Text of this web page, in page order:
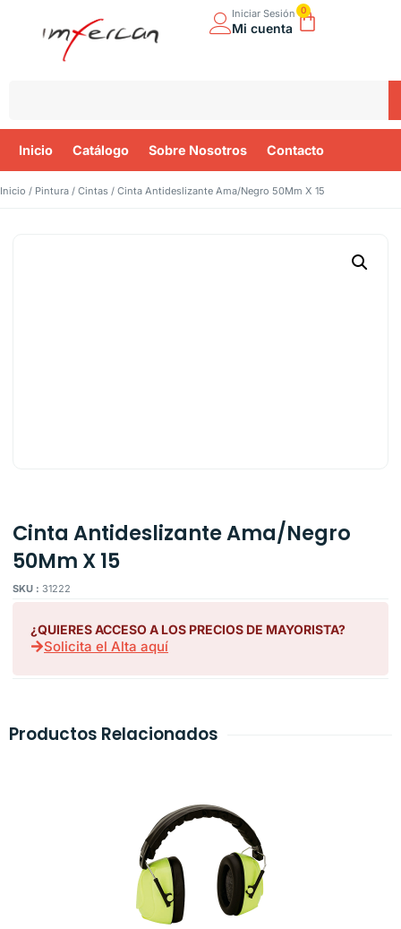
Iniciar Sesión
Mi cuenta
0
Inicio Catálogo Sobre Nosotros Contacto
Inicio / Pintura / Cintas / Cinta Antideslizante Ama/Negro 50Mm X 15
Cinta Antideslizante Ama/Negro
50Mm X 15
SKU : 31222
¿QUIERES ACCESO A LOS PRECIOS DE MAYORISTA?
Solicita el Alta aquí
Productos Relacionados